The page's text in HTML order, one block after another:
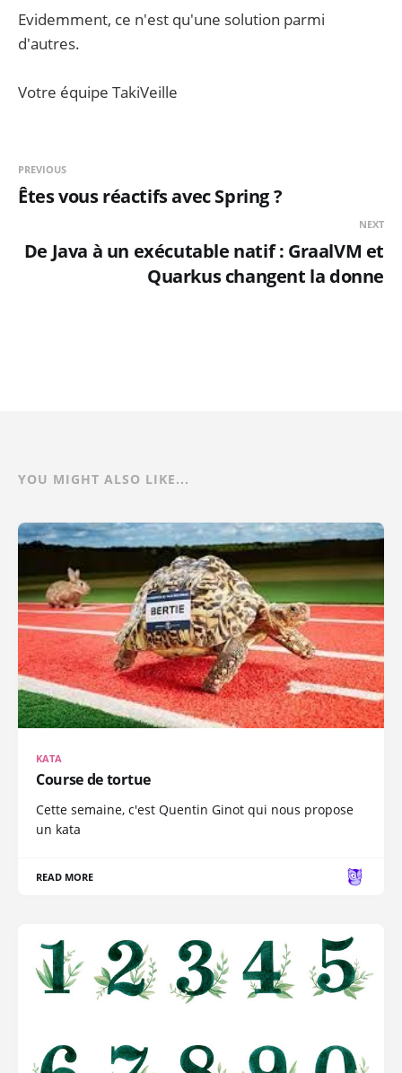
Evidemment, ce n'est qu'une solution parmi
d'autres.
Votre équipe TakiVeille
PREVIOUS
Êtes vous réactifs avec Spring ?
NEXT
De Java à un exécutable natif : GraalVM et
Quarkus changent la donne
YOU MIGHT ALSO LIKE...
KATA
Course de tortue
Cette semaine, c'est Quentin Ginot qui nous propose
un kata
READ MORE